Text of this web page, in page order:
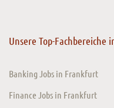
Unsere Top-
Banking Jobs in Frankfurt
Finance Jobs in Frankfurt